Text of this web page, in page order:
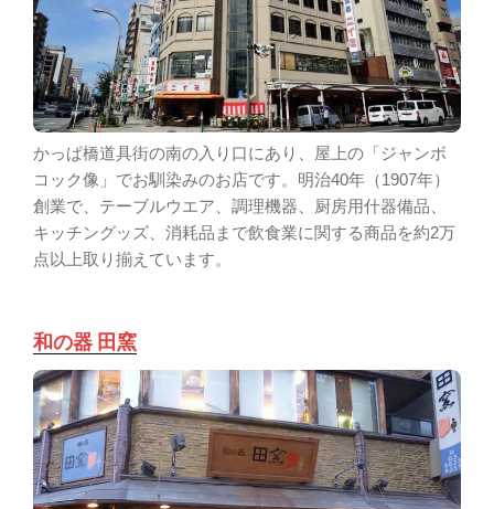
かっぱ橋道具街の南の入り口にあり、屋上の「ジャンボ
コック像」でお馴染みのお店です。明治40年（1907年）
創業で、テーブルウエア、調理機器、厨房用什器備品、
キッチングッズ、消耗品まで飲食業に関する商品を約2万
点以上取り揃えています。
和の器 田窯